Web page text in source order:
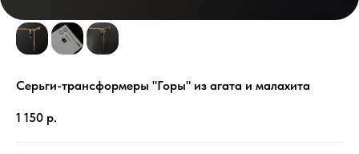
Серьги-трансформеры "Горы" из агата и малахита
1 150 р.